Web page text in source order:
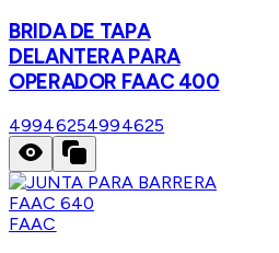
BRIDA DE TAPA
DELANTERA PARA
OPERADOR FAAC 400
49946254994625
FAAC